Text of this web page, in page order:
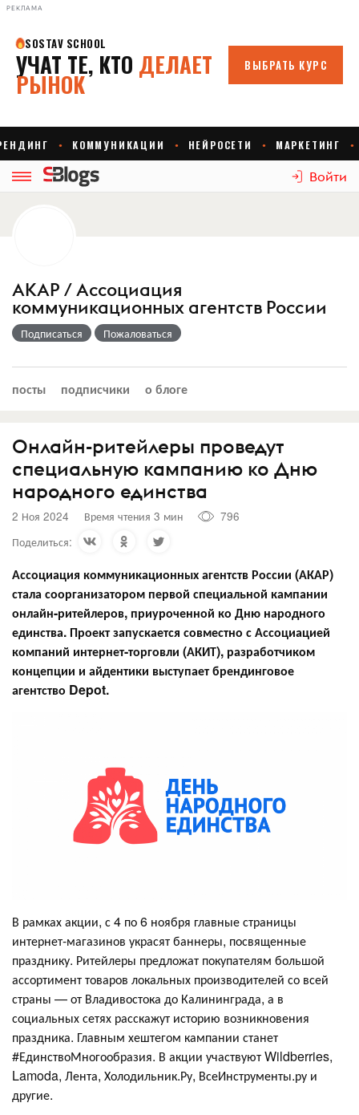
РЕКЛАМА
Войти
АКАР / Ассоциация
коммуникационных агентств России
Подписаться Пожаловаться
посты подписчики о блоге
Онлайн-ритейлеры проведут
специальную кампанию ко Дню
народного единства
2 Ноя 2024 Время чтения 3 мин
796
Поделиться:
Ассоциация коммуникационных агентств России (АКАР)
стала соорганизатором первой специальной кампании
онлайн-ритейлеров, приуроченной ко Дню народного
единства. Проект запускается совместно с Ассоциацией
компаний интернет-торговли (АКИТ), разработчиком
концепции и айдентики выступает брендинговое
агентство Depot.
В рамках акции, с 4 по 6 ноября главные страницы
интернет-магазинов украсят баннеры, посвященные
празднику. Ритейлеры предложат покупателям большой
ассортимент товаров локальных производителей со всей
страны — от Владивостока до Калининграда, а в
социальных сетях расскажут историю возникновения
праздника. Главным хештегом кампании станет
#ЕдинствоМногообразия. В акции участвуют Wildberries,
Lamoda, Лента, Холодильник.Ру, ВсеИнструменты.ру и
другие.